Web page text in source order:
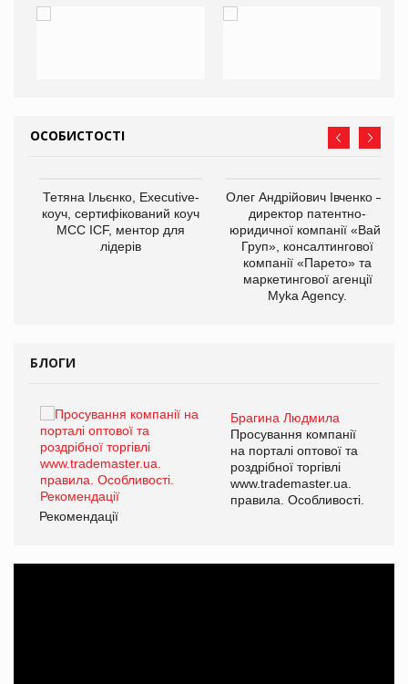
ОСОБИСТОСТІ
Тетяна Ільєнко, Executive-
коуч, сертифікований коуч
МСС ICF, ментор для
лідерів
Олег Андрійович Івченко —
директор патентно-
юридичної компанії «Вайз
Груп», консалтингової
компанії «Парето» та
маркетингової агенції
Myka Agency.
БЛОГИ
Брагина Людмила
Просування компанії
на порталі оптової та
роздрібної торгівлі
www.trademaster.ua.
правила. Особливості.
Рекомендації